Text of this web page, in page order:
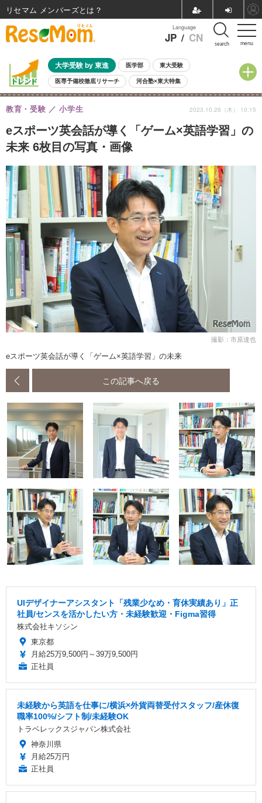
menu
Language
JP / CN search
大学受験 by 東進 医学部 東大受験
医専予備校徹底リサーチ 河合塾×東大特集
親子で考える大学選び 高校受験 中学受験 小学校受験
共通テスト 夏休み
8月開催イベント・WS 全国公立高校 過去問 人気記事
自由研究教材（小学生向け） 自由研究教材（中学生向け）
eスポーツ英会話が導く「ゲーム×英語学習」の
未来 6枚目の写真・画像
教育・受験 小学生 2023.10.26（木） 10:15
撮影：市原達也
eスポーツ英会話が導く「ゲーム×英語学習」の未来
この記事へ戻る
UIデザイナーアシスタント「残業少なめ・育休実績あり」正
社員/センスを活かしたい方・未経験歓迎・Figma習得
株式会社キソシン
東京都
月給25万9,500円～39万9,500円
正社員
未経験から英語を仕事に/横浜×外貨両替受付スタッフ/産休復
職率100%/シフト制/未経験OK
トラベレックスジャパン株式会社
神奈川県
月給25万円
正社員
リセマム メンバーズ